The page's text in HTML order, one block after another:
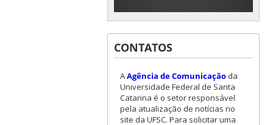
CONTATOS
AAgência de Comunicaçãoda
Universidade Federal de Santa
Catarina é o setor responsável
pela atualização de notícias no
site da UFSC. Para solicitar uma